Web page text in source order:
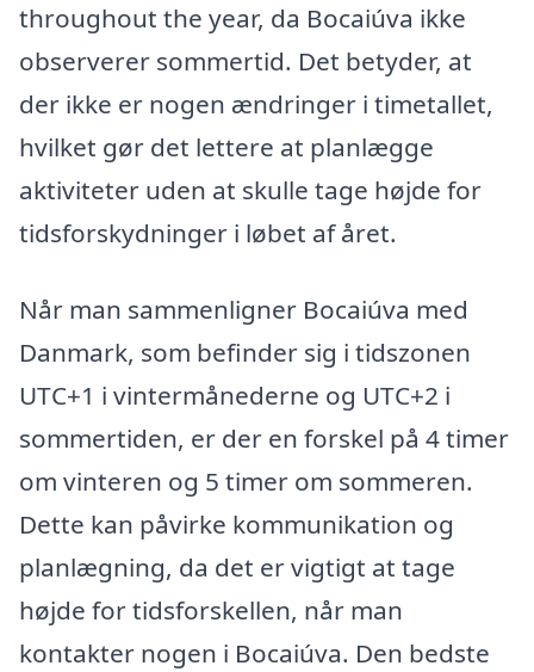
throughout the year, da Bocaiúva ikke
observerer sommertid. Det betyder, at
der ikke er nogen ændringer i timetallet,
hvilket gør det lettere at planlægge
aktiviteter uden at skulle tage højde for
tidsforskydninger i løbet af året.
Når man sammenligner Bocaiúva med
Danmark, som befinder sig i tidszonen
UTC+1 i vintermånederne og UTC+2 i
sommertiden, er der en forskel på 4 timer
om vinteren og 5 timer om sommeren.
Dette kan påvirke kommunikation og
planlægning, da det er vigtigt at tage
højde for tidsforskellen, når man
kontakter nogen i Bocaiúva. Den bedste